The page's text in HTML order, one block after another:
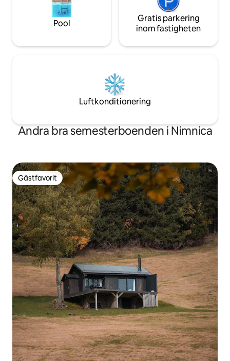
Pool
Gratis parkering
inom fastigheten
Luftkonditionering
Andra bra semesterboenden i Nimnica
Gästfavorit
Gästfavorit